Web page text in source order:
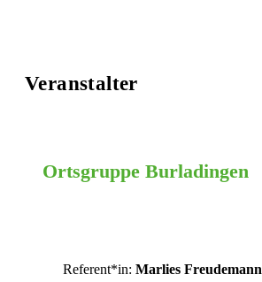
Veranstalter
Ortsgruppe Burladingen
Referent*in: Marlies Freudemann